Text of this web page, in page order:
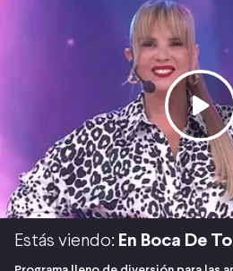
Estás viendo: En Boca De